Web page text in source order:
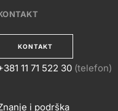
KONTAKT
11 71 522 30 (telefon)
i podrška